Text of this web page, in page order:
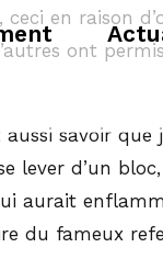
en raison
ont
savoir
lever d’un
aurait
du fameux